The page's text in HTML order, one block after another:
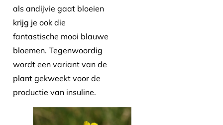
als andijvie gaat bloeien
krijg je ook die
fantastische mooi blauwe
bloemen. Tegenwoordig
wordt een variant van de
plant gekweekt voor de
productie van insuline.